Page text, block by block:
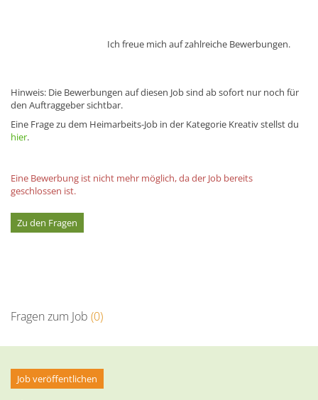
Ich freue mich auf zahlreiche Bewerbungen.
Hinweis: Die Bewerbungen auf diesen Job sind ab sofort nur noch für
den Auftraggeber sichtbar.
Eine Frage zu dem Heimarbeits-Job in der Kategorie Kreativ stellst du
hier.
Eine Bewerbung ist nicht mehr möglich, da der Job bereits
geschlossen ist.
Zu den Fragen
Fragen zum Job (0)
Job veröffentlichen